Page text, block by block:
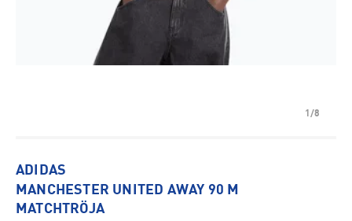
1/8
ADIDAS
MANCHESTER UNITED AWAY 90 M
MATCHTRÖJA